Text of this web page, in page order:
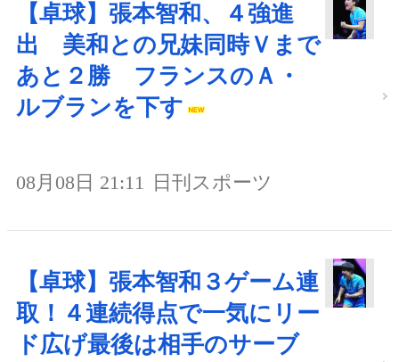
【卓球】張本智和、４強進
出 美和との兄妹同時Ｖまで
あと２勝 フランスのＡ・
ルブランを下す
08月08日 21:11 日刊スポーツ
【卓球】張本智和３ゲーム連
取！４連続得点で一気にリー
ド広げ最後は相手のサーブ